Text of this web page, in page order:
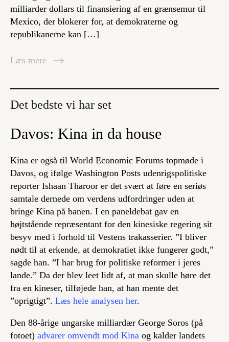
milliarder dollars til finansiering af en grænsemur til
Mexico, der blokerer for, at demokraterne og
republikanerne kan […]
Læs mere
Det bedste vi har set
Davos: Kina in da house
Kina er også til World Economic Forums topmøde i
Davos, og ifølge Washington Posts udenrigspolitiske
reporter Ishaan Tharoor er det svært at føre en seriøs
samtale dernede om verdens udfordringer uden at
bringe Kina på banen. I en paneldebat gav en
højtstående repræsentant for den kinesiske regering sit
besyv med i forhold til Vestens trakasserier. ”I bliver
nødt til at erkende, at demokratiet ikke fungerer godt,”
sagde han. ”I har brug for politiske reformer i jeres
lande.” Da der blev leet lidt af, at man skulle høre det
fra en kineser, tilføjede han, at han mente det
”oprigtigt”. Læs hele analysen her.
Den 88-årige ungarske milliardær George Soros (på
fotoet) advarer omvendt mod Kina og kalder landets